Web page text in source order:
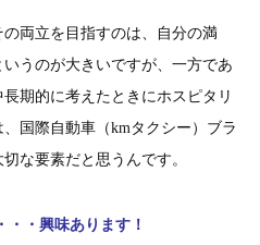
両立を目指すのは、自分の満
うのが大きいですが、一方であ
期的に考えたときにホスピタリ
国際自動車（kmタクシー）ブラ
な要素だと思うんです。
・・興味あります！